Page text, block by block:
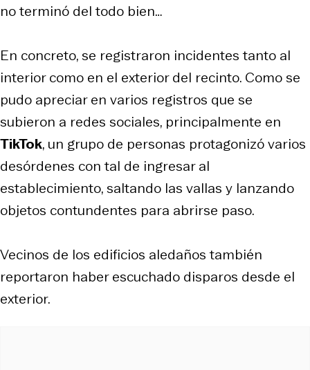
no terminó del todo bien…
En concreto, se registraron incidentes tanto al
interior como en el exterior del recinto. Como se
pudo apreciar en varios registros que se
subieron a redes sociales, principalmente en
TikTok, un grupo de personas protagonizó varios
desórdenes con tal de ingresar al
establecimiento, saltando las vallas y lanzando
objetos contundentes para abrirse paso.
Vecinos de los edificios aledaños también
reportaron haber escuchado disparos desde el
exterior.